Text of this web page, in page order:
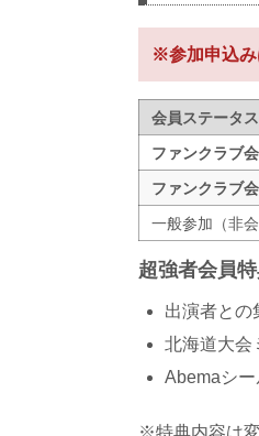
※参加申込み
会員ステータス
ファンクラブ
ファンクラブ会
一般参加（非会
超強者会員
出演者との
北海道大会
Abemaシー
※特典内容は